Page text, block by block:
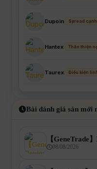
Dupoin Spread
Hantex Thân thiện
Taurex Điều kiện
Bài đánh giá sàn mới
【GeneTrade
08/08/2026